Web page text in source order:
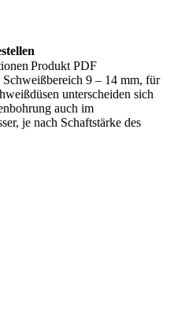
Produkt PDF
9 – 14 mm, für
unterscheiden sich
auch im
je nach Schaftstärke des